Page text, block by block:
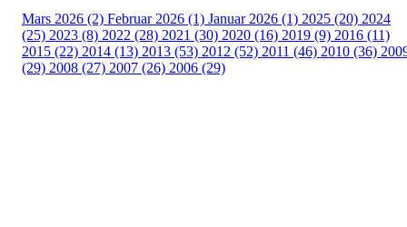
Mars 2026 (2) Februar 2026 (1) Januar 2026 (1) 2025 (20) 2024
(25) 2023 (8) 2022 (28) 2021 (30) 2020 (16) 2019 (9) 2016 (11)
2015 (22) 2014 (13) 2013 (53) 2012 (52) 2011 (46) 2010 (36)
(29) 2008 (27) 2007 (26) 2006 (29)